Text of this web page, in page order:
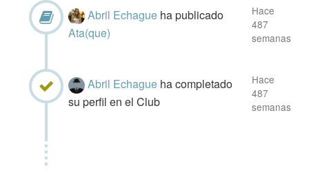
Abril Echague ha publicado
Ata(que)
Hace
487
semanas
Abril Echague ha completado
su perfil en el Club
Hace
487
semanas